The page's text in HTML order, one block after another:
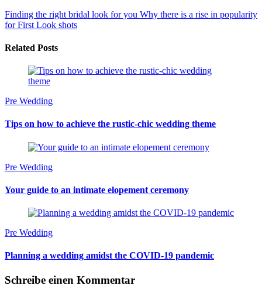
Finding the right bridal look for you Why there is a rise in popularity
for First Look shots
Related Posts
Pre Wedding
Tips on how to achieve the rustic-chic wedding theme
Pre Wedding
Your guide to an intimate elopement ceremony
Pre Wedding
Planning a wedding amidst the COVID-19 pandemic
Schreibe einen Kommentar